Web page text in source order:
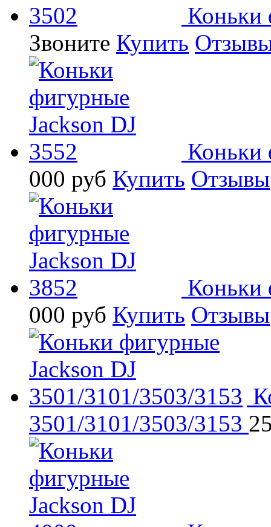
Коньки
Звоните Купить
Коньки
000 руб Купить Отзывы
Коньки
000 руб Купить Отзывы
3501/3101/3503/3153